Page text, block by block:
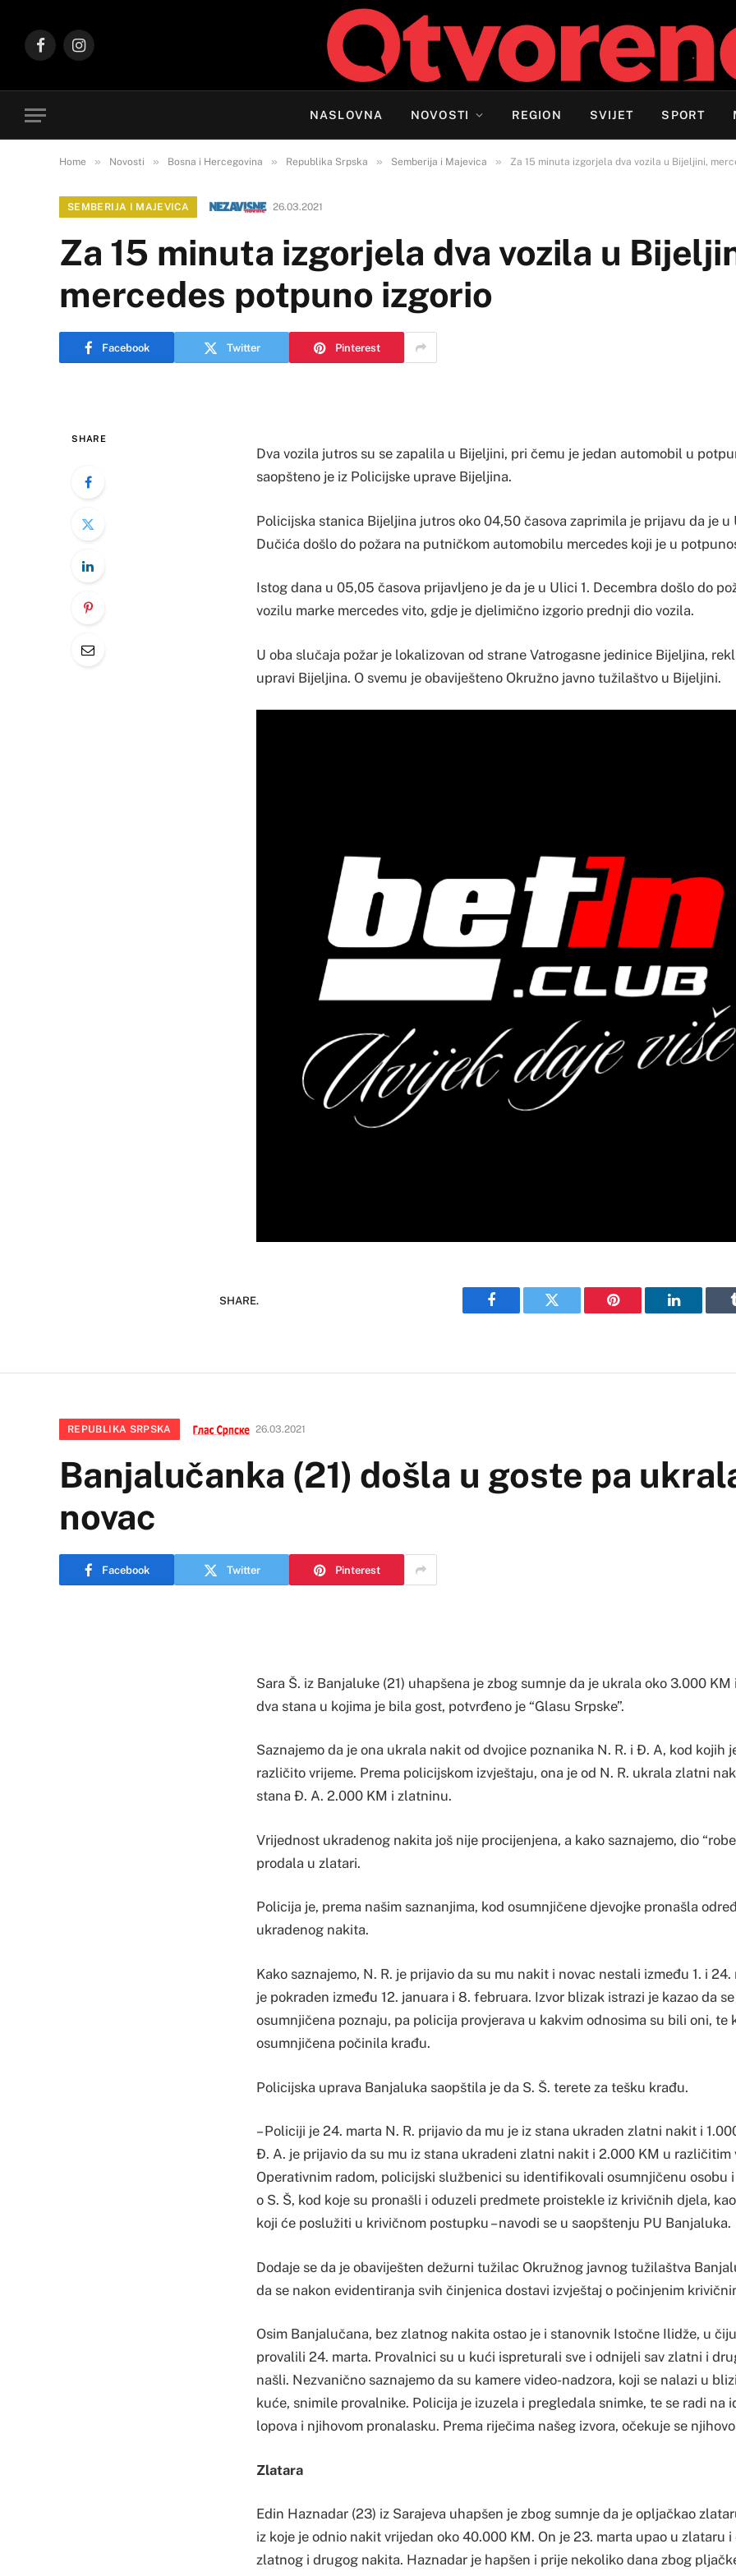
FacebookInstagram
NASLOVNA NOVOSTI REGION SVIJET SPORT
Home » Novosti » Bosna i Hercegovina » Republika Srpska » Semberija i Majevica » Za 15 minuta izgorjela dva vozila u Bijeljini,
SEMBERIJA I MAJEVICA 26.03.2021
Za 15 minuta izgorjela dva vozila u
mercedes potpuno izgorio
Facebook Twitter Pinterest
SHARE
Dva vozila jutros su se zapalila u Bijeljini, pri čemu je jedan automobil u
saopšteno je iz Policijske uprave Bijeljina.
Policijska stanica Bijeljina jutros oko 04,50 časova zaprimila je prijavu da je u
Dučića došlo do požara na putničkom automobilu mercedes koji je u
Istog dana u 05,05 časova prijavljeno je da je u Ulici 1. Decembra došlo do
vozilu marke mercedes vito, gdje je djelimično izgorio prednji dio vozila.
U oba slučaja požar je lokalizovan od strane Vatrogasne jedinice Bijeljina,
upravi Bijeljina. O svemu je obaviješteno Okružno javno tužilaštvo u Bijeljini.
SHARE.
Facebook Twitter Pinterest LinkedIn
REPUBLIKA SRPSKA 26.03.2021
Banjalučanka (21) došla u goste pa
novac
Facebook Twitter Pinterest
Sara Š. iz Banjaluke (21) uhapšena je zbog sumnje da je ukrala oko 3.000
dva stana u kojima je bila gost, potvrđeno je “Glasu Srpske”.
Saznajemo da je ona ukrala nakit od dvojice poznanika N. R. i Đ. A, kod kojih
različito vrijeme. Prema policijskom izvještaju, ona je od N. R. ukrala zlatni
stana Đ. A. 2.000 KM i zlatninu.
Vrijednost ukradenog nakita još nije procijenjena, a kako saznajemo, dio
prodala u zlatari.
Policija je, prema našim saznanjima, kod osumnjičene djevojke pronašla
ukradenog nakita.
Kako saznajemo, N. R. je prijavio da su mu nakit i novac nestali između 1. i
je pokraden između 12. januara i 8. februara. Izvor blizak istrazi je kazao da
osumnjičena poznaju, pa policija provjerava u kakvim odnosima su bili oni, te
osumnjičena počinila krađu.
Policijska uprava Banjaluka saopštila je da S. Š. terete za tešku krađu.
– Policiji je 24. marta N. R. prijavio da mu je iz stana ukraden zlatni nakit i
Đ. A. je prijavio da su mu iz stana ukradeni zlatni nakit i 2.000 KM u različitim
Operativnim radom, policijski službenici su identifikovali osumnjičenu osobu
o S. Š, kod koje su pronašli i oduzeli predmete proistekle iz krivičnih djela,
koji će poslužiti u krivičnom postupku – navodi se u saopštenju PU Banjaluka.
Dodaje se da je obaviješten dežurni tužilac Okružnog javnog tužilaštva
da se nakon evidentiranja svih činjenica dostavi izvještaj o počinjenim
Osim Banjalučana, bez zlatnog nakita ostao je i stanovnik Istočne Ilidže, u
provalili 24. marta. Provalnici su u kući ispreturali sve i odnijeli sav zlatni i
našli. Nezvanično saznajemo da su kamere video-nadzora, koji se nalazi u
kuće, snimile provalnike. Policija je izuzela i pregledala snimke, te se radi na
lopova i njihovom pronalasku. Prema riječima našeg izvora, očekuje se
Zlatara
Edin Haznadar (23) iz Sarajeva uhapšen je zbog sumnje da je opljačkao
iz koje je odnio nakit vrijedan oko 40.000 KM. On je 23. marta upao u zlataru
zlatnog i drugog nakita. Haznadar je hapšen i prije nekoliko dana zbog